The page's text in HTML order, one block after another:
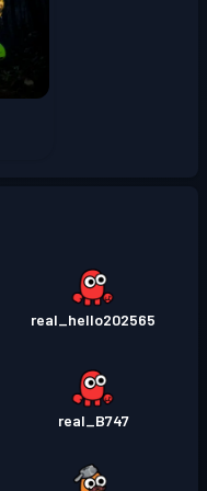
Season
real_hello202565
real_B747